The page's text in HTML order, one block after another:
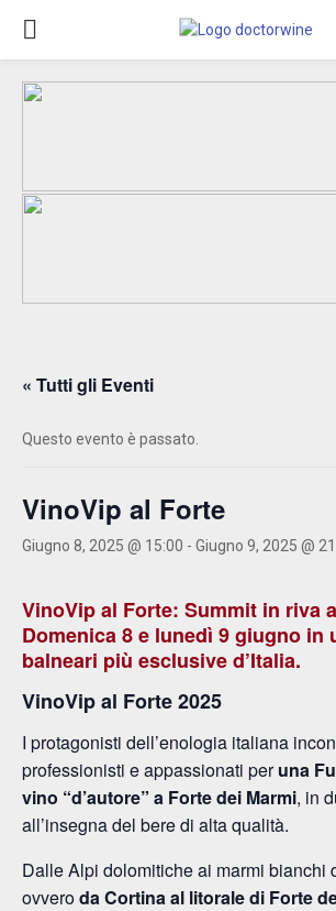
PRIMARY
MENU
« Tutti gli Eventi
Questo evento è passato.
VinoVip al Forte
Giugno 8, 2025 @ 15:00 - Giugno 9, 2025 @
VinoVip al Forte: Summit in riva
Domenica 8 e lunedì 9 giugno in
balneari più esclusive d’Italia.
VinoVip al Forte 2025
I protagonisti dell’enologia italiana
professionisti e appassionati peruna
vino “d’autore” a Forte dei Marmi, in
all’insegna del bere di alta qualità.
Dalle Alpi dolomitiche ai marmi bianchi
ovveroda Cortina al litorale di Forte